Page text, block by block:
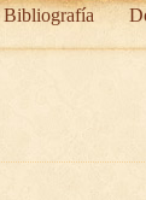
Bibliografía